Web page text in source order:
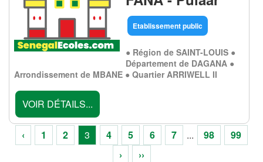
Etablissement public
● Région de SAINT-LOUIS ●
Département de DAGANA ●
Arrondissement de MBANE ● Quartier ARRIWELL II
VOIR DÉTAILS...
‹ 1 2 3 4 5 6 7 ... 98
99
›
››